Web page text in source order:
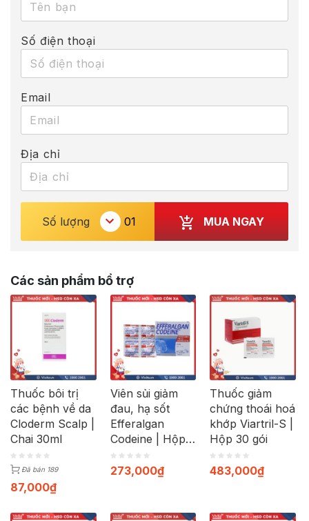
Số điện thoại
Email
Địa chỉ
Số lượng MUA NGAY
Các sản phẩm bổ trợ
Thuốc bôi trị
các bệnh về da
Cloderm Scalp |
Chai 30ml
Đã bán 189
87,000₫
Viên sủi giảm
đau, hạ sốt
Efferalgan
Codeine | Hộp
40 viên
273,000₫
Thuốc giảm
chứng thoái hoá
khớp Viartril-S |
Hộp 30 gói
483,000₫